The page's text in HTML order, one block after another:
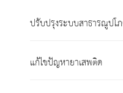
ปรับปรุงระบบสาธารณูปโ
แก้ไขปัญหายาเสพติด